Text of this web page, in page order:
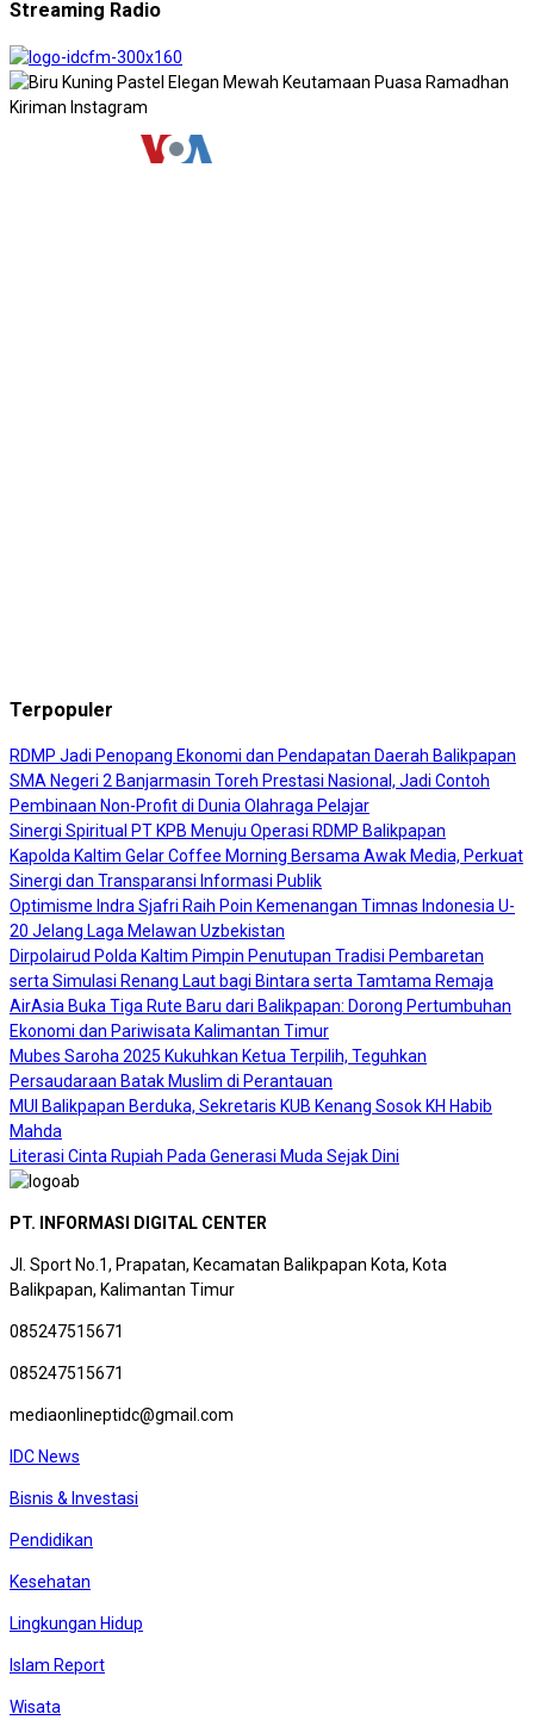
Streaming Radio
Terpopuler
RDMP Jadi Penopang Ekonomi dan Pendapatan Daerah Balikpapan
SMA Negeri 2 Banjarmasin Toreh Prestasi Nasional, Jadi Contoh
Pembinaan Non-Profit di Dunia Olahraga Pelajar
Sinergi Spiritual PT KPB Menuju Operasi RDMP Balikpapan
Kapolda Kaltim Gelar Coffee Morning Bersama Awak Media, Perkuat
Sinergi dan Transparansi Informasi Publik
Optimisme Indra Sjafri Raih Poin Kemenangan Timnas Indonesia U-
20 Jelang Laga Melawan Uzbekistan
Dirpolairud Polda Kaltim Pimpin Penutupan Tradisi Pembaretan
serta Simulasi Renang Laut bagi Bintara serta Tamtama Remaja
AirAsia Buka Tiga Rute Baru dari Balikpapan: Dorong Pertumbuhan
Ekonomi dan Pariwisata Kalimantan Timur
Mubes Saroha 2025 Kukuhkan Ketua Terpilih, Teguhkan
Persaudaraan Batak Muslim di Perantauan
MUI Balikpapan Berduka, Sekretaris KUB Kenang Sosok KH Habib
Mahda
Literasi Cinta Rupiah Pada Generasi Muda Sejak Dini
PT. INFORMASI DIGITAL CENTER
Jl. Sport No.1, Prapatan, Kecamatan Balikpapan Kota, Kota
Balikpapan, Kalimantan Timur
085247515671
085247515671
mediaonlineptidc@gmail.com
IDC News
Bisnis & Investasi
Pendidikan
Kesehatan
Lingkungan Hidup
Islam Report
Wisata